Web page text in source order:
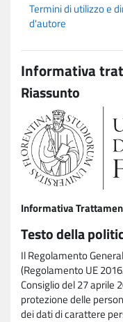
Termini di utilizzo e
d'autore
Informativa
Riassunto
Informativa
Testo della
Il Regolamento
(Regolamento UE
Consiglio del 27 aprile
protezione delle
dei dati di carattere